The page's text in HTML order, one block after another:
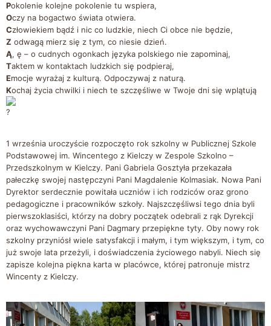
Pokolenie kolejne pokolenie tu wspiera,
Oczy na bogactwo świata otwiera.
Człowiekiem bądź i nic co ludzkie, niech Ci obce nie będzie,
Z odwagą mierz się z tym, co niesie dzień.
Ą, ę – o cudnych ogonkach języka polskiego nie zapominaj,
Taktem w kontaktach ludzkich się podpieraj,
Emocje wyrażaj z kulturą. Odpoczywaj z naturą.
Kochaj życia chwilki i niech te szczęśliwe w Twoje dni się wplątują
1 września uroczyście rozpoczęto rok szkolny w Publicznej Szkole
Podstawowej im. Wincentego z Kielczy w Zespole Szkolno –
Przedszkolnym w Kielczy. Pani Gabriela Gosztyła przekazała
pałeczkę swojej następczyni Pani Magdalenie Kolmasiak. Nowa Pani
Dyrektor serdecznie powitała uczniów i ich rodziców oraz grono
pedagogiczne i pracowników szkoły. Najszczęśliwsi tego dnia byli
pierwszoklasiści, którzy na dobry początek odebrali z rąk Dyrekcji
oraz wychowawczyni Pani Dagmary przepiękne tyty. Oby nowy rok
szkolny przyniósł wiele satysfakcji i małym, i tym większym, i tym, co
już swoje lata przeżyli, i doświadczenia życiowego nabyli. Niech się
zapisze kolejna piękna karta w placówce, której patronuje mistrz
Wincenty z Kielczy.